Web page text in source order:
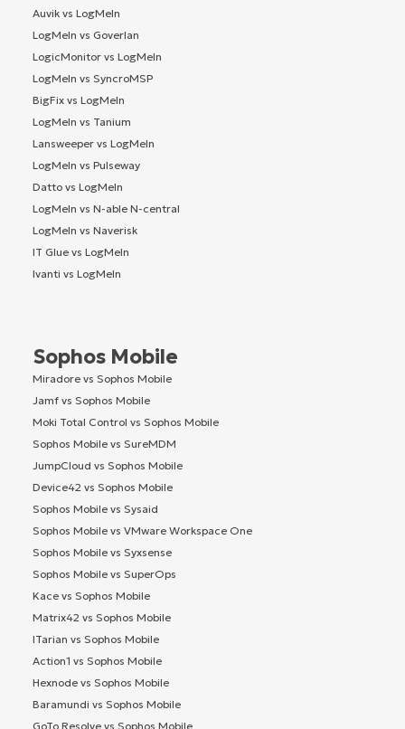
Auvik vs LogMeIn
LogMeIn vs Goverlan
LogicMonitor vs LogMeIn
LogMeIn vs SyncroMSP
BigFix vs LogMeIn
LogMeIn vs Tanium
Lansweeper vs LogMeIn
LogMeIn vs Pulseway
Datto vs LogMeIn
LogMeIn vs N-able N-central
LogMeIn vs Naverisk
IT Glue vs LogMeIn
Ivanti vs LogMeIn
Sophos Mobile
Miradore vs Sophos Mobile
Jamf vs Sophos Mobile
Moki Total Control vs Sophos Mobile
Sophos Mobile vs SureMDM
JumpCloud vs Sophos Mobile
Device42 vs Sophos Mobile
Sophos Mobile vs Sysaid
Sophos Mobile vs VMware Workspace One
Sophos Mobile vs Syxsense
Sophos Mobile vs SuperOps
Kace vs Sophos Mobile
Matrix42 vs Sophos Mobile
ITarian vs Sophos Mobile
Action1 vs Sophos Mobile
Hexnode vs Sophos Mobile
Baramundi vs Sophos Mobile
GoTo Resolve vs Sophos Mobile